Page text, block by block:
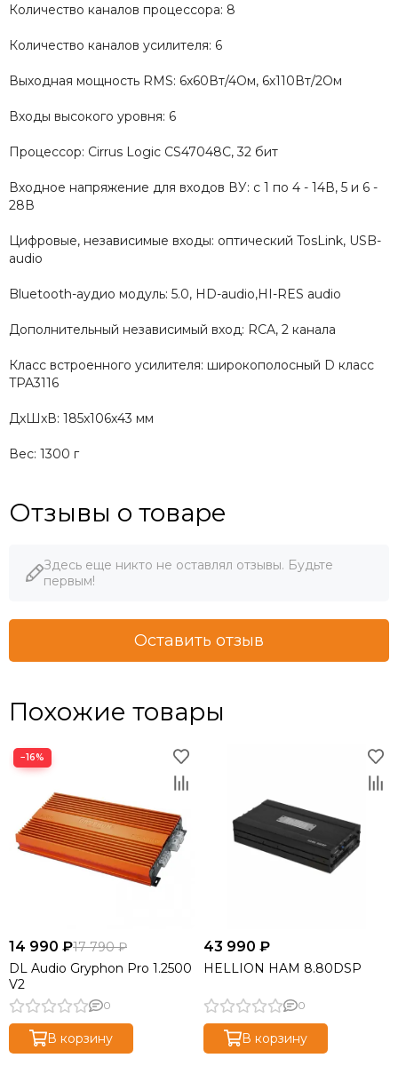
Количество каналов процессора: 8
Количество каналов усилителя: 6
Выходная мощность RMS: 6х60Вт/4Ом, 6х110Вт/2Ом
Входы высокого уровня: 6
Процессор: Cirrus Logic CS47048C, 32 бит
Входное напряжение для входов ВУ: с 1 по 4 - 14В, 5 и 6 -
28В
Цифровые, независимые входы: оптический TosLink, USB-
audio
Bluetooth-аудио модуль: 5.0, HD-audio,HI-RES audio
Дополнительный независимый вход: RCA, 2 канала
Класс встроенного усилителя: широкополосный D класс
TPA3116
ДxШxВ: 185x106x43 мм
Вес: 1300 г
Отзывы о товаре
Здесь еще никто не оставлял отзывы. Будьте
первым!
Оставить отзыв
Похожие товары
−16%
14 990 ₽17 790 ₽
DL Audio Gryphon Pro 1.2500
V2
0
В корзину
43 990 ₽
HELLION HAM 8.80DSP
0
В корзину